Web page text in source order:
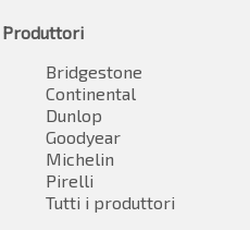
Produttori
Bridgestone
Continental
Dunlop
Goodyear
Michelin
Pirelli
Tutti i produttori